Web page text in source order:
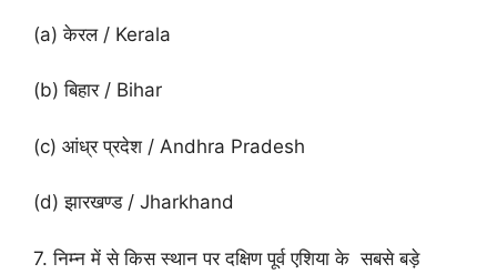
(a) केरल / Kerala
(b) बिहार / Bihar
(c) आंध्र प्रदेश / Andhra Pradesh
(d) झारखण्ड / Jharkhand
7. निम्न में से किस स्थान पर दक्षिण पूर्व एशिया के सबसे बड़े